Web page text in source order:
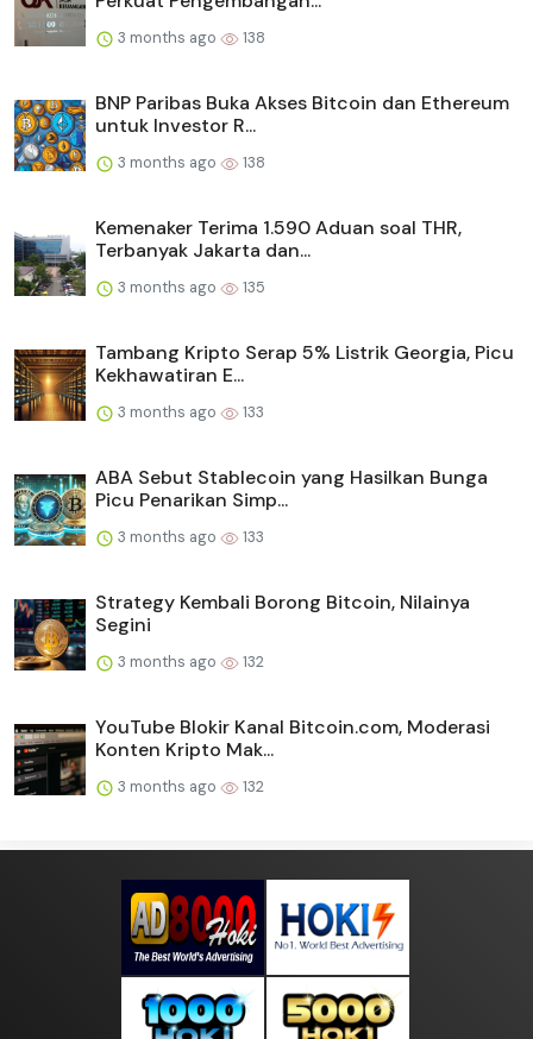
3 months ago 138
BNP Paribas Buka Akses Bitcoin dan Ethereum
untuk Investor R...
3 months ago 138
Kemenaker Terima 1.590 Aduan soal THR,
Terbanyak Jakarta dan...
3 months ago 135
Tambang Kripto Serap 5% Listrik Georgia, Picu
Kekhawatiran E...
3 months ago 133
ABA Sebut Stablecoin yang Hasilkan Bunga
Picu Penarikan Simp...
3 months ago 133
Strategy Kembali Borong Bitcoin, Nilainya
Segini
3 months ago 132
YouTube Blokir Kanal Bitcoin.com, Moderasi
Konten Kripto Mak...
3 months ago 132